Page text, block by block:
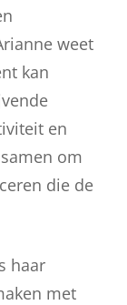
weet
kan
en
om
die de
haar
met